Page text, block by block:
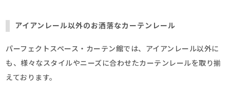
アイアンレール以外のお洒落なカーテンレール
パーフェクトスペース・カーテン館では、アイアンレール以外に
も、様々なスタイルやニーズに合わせたカーテンレールを取り揃
えております。